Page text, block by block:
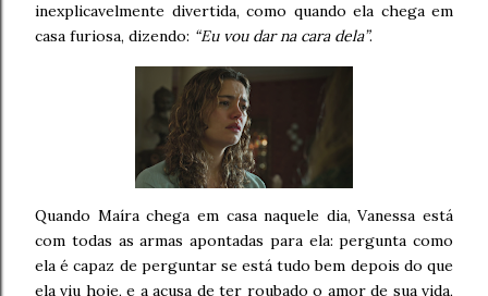
inexplicavelmente divertida, como quando ela chega em
casa furiosa, dizendo: “Eu vou dar na cara dela”.
Quando Maíra chega em casa naquele dia, Vanessa está
com todas as armas apontadas para ela: pergunta como
ela é capaz de perguntar se está tudo bem depois do que
ela viu hoje, e a acusa de ter roubado o amor de sua vida,